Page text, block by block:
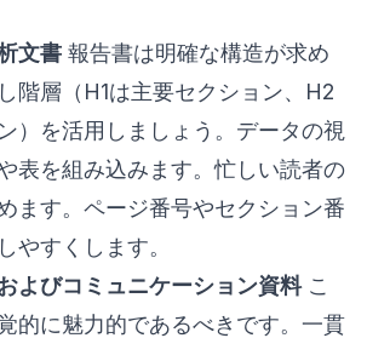
文書 報告書は明確な構造が求め
階層（H1は主要セクション、H2
）を活用しましょう。データの視
表を組み込みます。忙しい読者の
ます。ページ番号やセクション番
やすくします。
よびコミュニケーション資料こ
的に魅力的であるべきです。一貫